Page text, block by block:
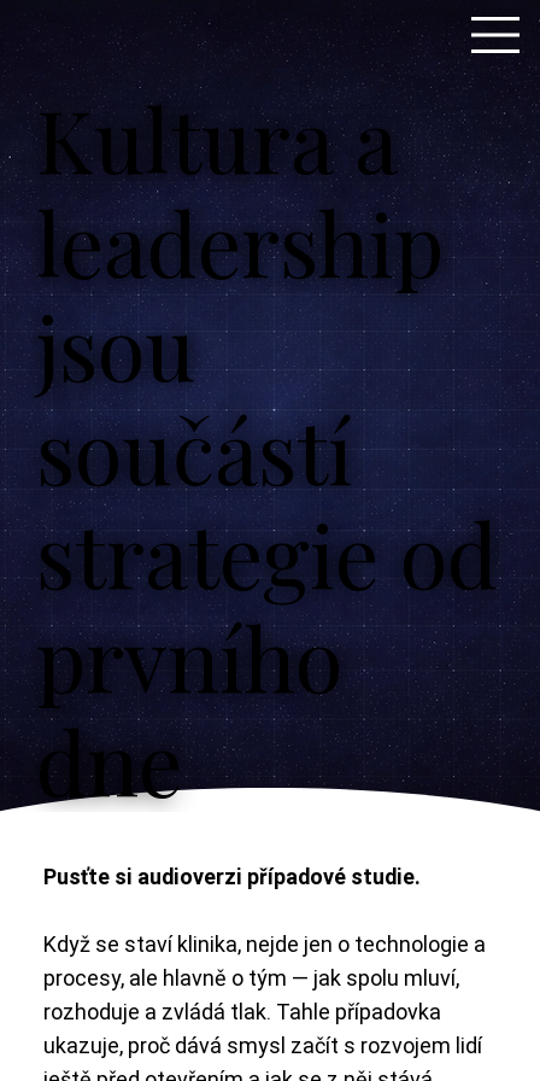
Kultura a
leadership
jsou
součástí
strategie od
prvního
dne
Pusťte si audioverzi případové studie.
Když se staví klinika, nejde jen o technologie a
procesy, ale hlavně o tým — jak spolu mluví,
rozhoduje a zvládá tlak. Tahle případovka
ukazuje, proč dává smysl začít s rozvojem lidí